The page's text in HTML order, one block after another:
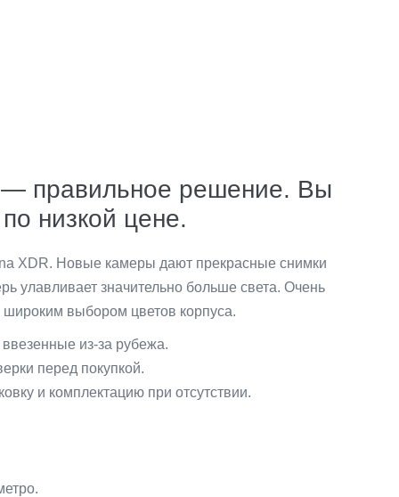
— правильное решение. Вы
низкой цене.
XDR. Новые камеры дают прекрасные снимки
улавливает значительно больше света. Очень
выбором цветов корпуса.
из-за рубежа.
перед покупкой.
и комплектацию при отсутствии.